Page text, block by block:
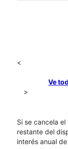
<
Ve
>
Si se cancela
restante del
interés anual